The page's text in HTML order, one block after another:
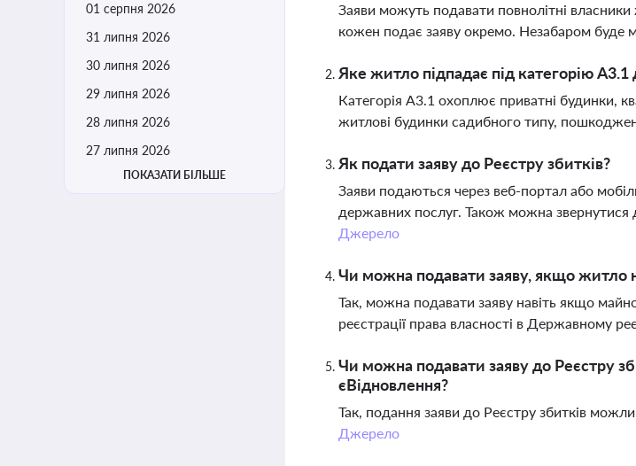
01 серпня 2026
31 липня 2026
30 липня 2026
29 липня 2026
28 липня 2026
27 липня 2026
ПОКАЗАТИ БІЛЬШЕ
Заяви можуть подавати повнолітні
кожен подає заяву окремо. Незабаром буде
Яке житло підпадає під категорію А3.1
Категорія А3.1 охоплює приватні будинки,
житлові будинки садибного типу,
Як подати заяву до Реєстру збитків?
Заяви подаються через веб-портал або
державних послуг. Також можна звернутися
Джерело
Чи можна подавати заяву, якщо житло
Так, можна подавати заяву навіть якщо
реєстрації права власності в Державному
Чи можна подавати заяву до Реєстру
єВідновлення?
Так, подання заяви до Реєстру збитків
Джерело